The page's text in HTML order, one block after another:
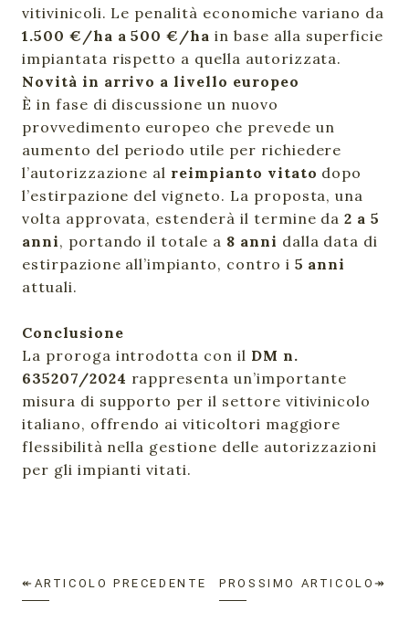
vitivinicoli. Le penalità economiche variano da
1.500 €/ha a 500 €/ha in base alla superficie
impiantata rispetto a quella autorizzata.
Novità in arrivo a livello europeo
È in fase di discussione un nuovo
provvedimento europeo che prevede un
aumento del periodo utile per richiedere
l’autorizzazione al reimpianto vitato dopo
l’estirpazione del vigneto. La proposta, una
volta approvata, estenderà il termine da2 a 5
anni, portando il totale a 8 anni dalla data di
estirpazione all’impianto, contro i 5 anni
attuali.
Conclusione
La proroga introdotta con il DM n.
635207/2024 rappresenta un’importante
misura di supporto per il settore vitivinicolo
italiano, offrendo ai viticoltori maggiore
flessibilità nella gestione delle autorizzazioni
per gli impianti vitati.
↞ARTICOLO PRECEDENTE PROSSIMO ARTICOLO↠